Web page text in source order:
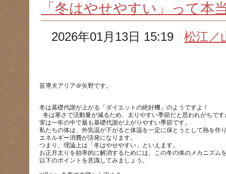
「冬はやせやすい」って本
2026年01月13日 15:19松江／
盲導犬アリア＠矢野です。
冬は基礎代謝が上がる「ダイエットの絶好機」のようですよ！
冬は寒さで活動量が減るため、太りやすい季節だと思われがちです
実は一年の中で最も基礎代謝が上がりやすい季節です。
私たちの体は、外気温が下がると体温を一定に保とうとして熱を作
エネルギー消費が活発になります。
つまり、理論上は「冬はやせやすい」といえます。
お正月太りを効率的に解消するためには、この冬の体のメカニズム
以下のポイントを意識してみましょう。